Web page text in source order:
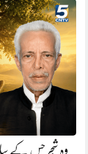
وہ شجر جس کے